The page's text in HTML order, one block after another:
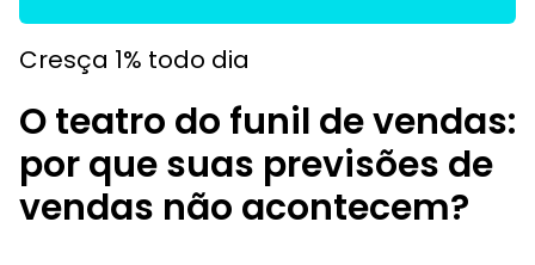
Cresça 1% todo dia
O teatro do funil de vendas:
por que suas previsões de
vendas não acontecem?